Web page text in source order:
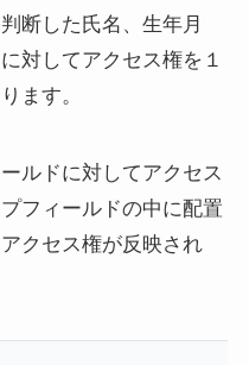
断した氏名、生年月
対してアクセス権を１
ます。
ルドに対してアクセス
フィールドの中に配置
クセス権が反映され